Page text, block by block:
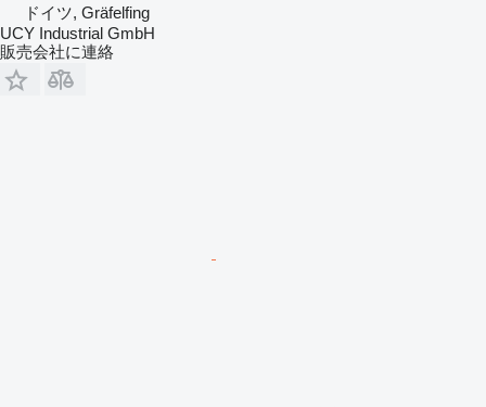
ドイツ, Gräfelfing
UCY Industrial GmbH
販売会社に連絡